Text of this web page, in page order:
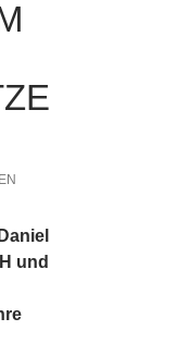
und